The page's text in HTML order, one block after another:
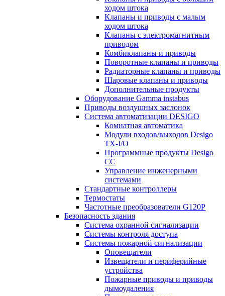
ходом штока
Клапаны и приводы с малым
ходом штока
Клапаны с электромагнитным
приводом
Комбиклапаны и приводы
Поворотные клапаны и приводы
Радиаторные клапаны и приводы
Шаровые клапаны и приводы
Дополнительные продукты
Оборудование Gamma instabus
Приводы воздушных заслонок
Система автоматизации DESIGO
Комнатная автоматика
Модули входов/выходов Desigo
TX-I/O
Программные продукты Desigo
CC
Управление инженерными
системами
Стандартные контроллеры
Термостаты
Частотные преобразователи G120P
Безопасность здания
Система охранной сигнализации
Системы контроля доступа
Системы пожарной сигнализации
Оповещатели
Извещатели и периферийные
устройства
Пожарные приводы и приводы
дымоудаления